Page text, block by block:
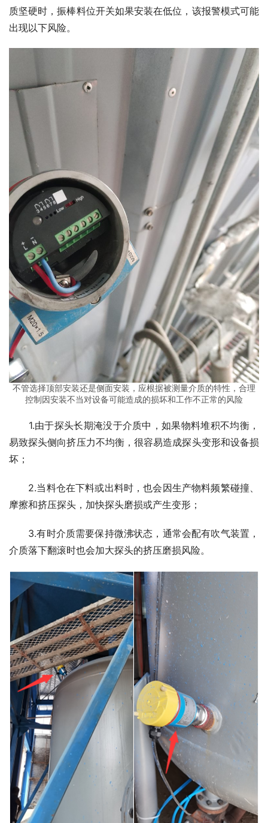
质坚硬时，振棒料位开关如果安装在低位，该报警模式可能
出现以下风险。
不管选择顶部安装还是侧面安装，应根据被测量介质的特性，合理
控制因安装不当对设备可能造成的损坏和工作不正常的风险
1.由于探头长期淹没于介质中，如果物料堆积不均衡，
易致探头侧向挤压力不均衡，很容易造成探头变形和设备损
坏；
2.当料仓在下料或出料时，也会因生产物料频繁碰撞、
摩擦和挤压探头，加快探头磨损或产生变形；
3.有时介质需要保持微沸状态，通常会配有吹气装置，
介质落下翻滚时也会加大探头的挤压磨损风险。